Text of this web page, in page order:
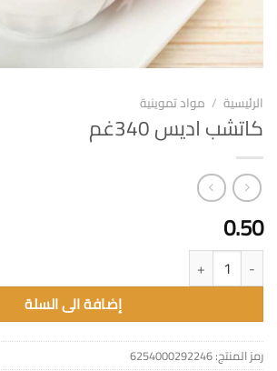
الرئيسية / مواد تموينية
كاتشب اديس 340غم
0.50
كمية كاتشب اديس 340غم
إضافة الى السلة
رمز المنتج:6254000292246